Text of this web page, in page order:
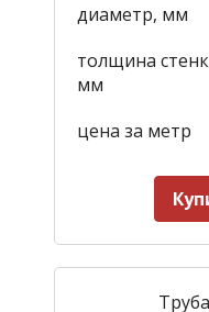
диаметр, мм
толщина
мм
цена за метр